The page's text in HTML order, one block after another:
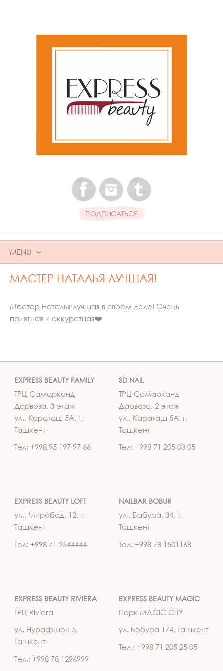
ПОДПИСАТЬСЯ
MENU
SKIP
TO
МАСТЕР НАТАЛЬЯ ЛУЧШАЯ!
Мастер Наталья лучшая в своем деле! Очень
приятная и аккуратная❤️
EXPRESS BEAUTY FAMILY
ТРЦ Самарканд
Дарвоза, 3 этаж
ул., Караташ 5А, г.
Ташкент
Тел: +998 95 197 97 66
SD NAIL
ТРЦ Самарканд
Дарвоза, 2 этаж
ул., Караташ 5А, г.
Ташкент
Тел: +998 71 205 03 05
EXPRESS BEAUTY LOFT
ул., Мирабад, 12, г.
Ташкент
Тел: +998 71 2544444
NAILBAR BOBUR
ул., Бабура, 34, г.
Ташкент
Тел: +998 78 1501168
EXPRESS BEAUTY RIVIERA
ТРЦ Riviera
ул. Нурафшон 5,
Ташкент
Тел.: +998 78 1296999
EXPRESS BEAUTY MAGIC
Парк MAGIC CITY
ул. Бобура 174, Ташкент
Тел.: +998 71 205 25 05